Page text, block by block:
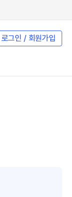
로그인 / 회원가입